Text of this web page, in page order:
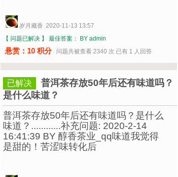
岁月藏香 2020-11-13 13:57
【 问题已解决 】
最佳答案： BY admin
悬赏：10 积分问题共被查看 2340 次 已有 1 人回答
已解决
普洱茶存放50年后还有味道吗？
是什么味道？
普洱茶存放50年后还有味道吗？是什么
味道？............补充问题: 2020-2-14
16:41:39 BY 醇香茶业_qq味道我觉得
是甜的！苦涩味转化后